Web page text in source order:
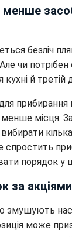
менше
безліч
чи
й третій
для
місця.
вибирати
спростить
порядок у
за акціями
змушують
може